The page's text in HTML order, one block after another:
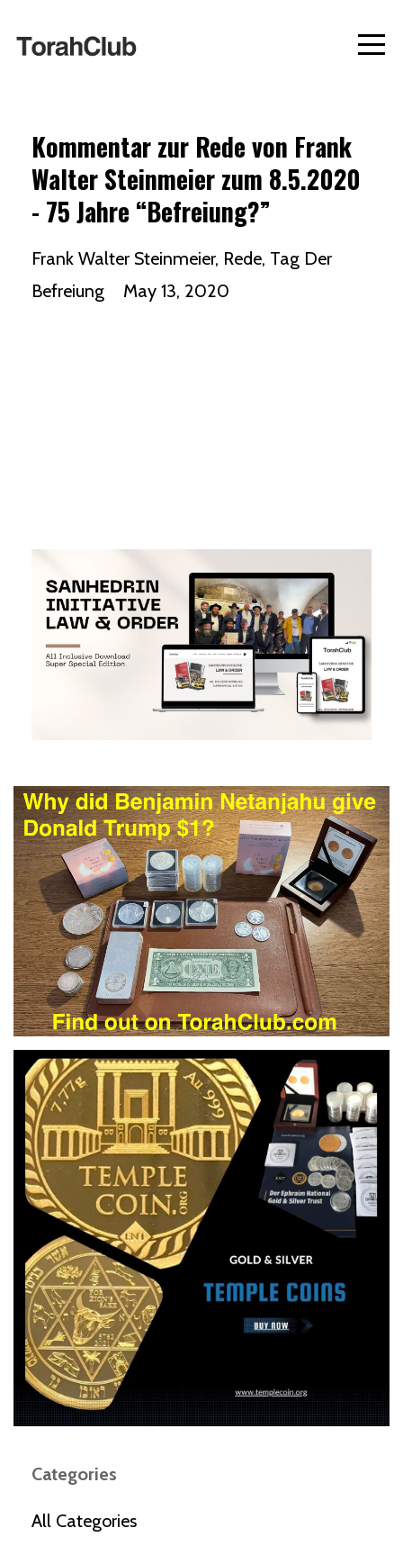
Kommentar zur Rede von Frank
Walter Steinmeier zum 8.5.2020
- 75 Jahre “Befreiung?”
Frank Walter Steinmeier Rede Tag Der
Befreiung
May 13, 2020
Categories
All Categories